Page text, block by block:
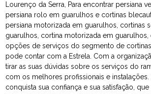
Lourenço da Serra, Para encontrar persiana
persiana rolo em guarulhos e cortinas
persiana motorizada em guarulhos, cortinas
guarulhos, cortina motorizada em guarulhos,
opções de serviços do segmento de
pode contar com a Estrela. Com a
tirar as suas dúvidas sobre os serviços do
com os melhores profissionais e instalações.
conquista sua confiança e sua satisfação,